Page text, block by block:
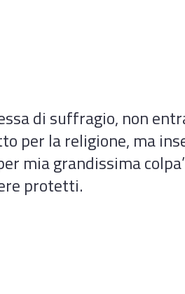
di suffragio, non
per la religione, ma
mia grandissima
protetti.